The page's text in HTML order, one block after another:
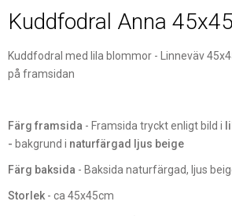
Kuddfodral Anna 45x45
Kuddfodral med lila blommor - Linneväv
på framsidan
Färg framsida - Framsida tryckt enligt bild i
- bakgrund i naturfärgad ljus beige
Färg baksida - Baksida naturfärgad, ljus
Storlek - ca 45x45cm